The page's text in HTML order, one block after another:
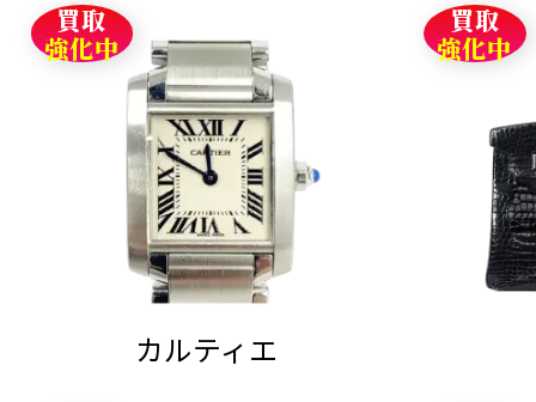
買取
強化中
カルティエ
買取
強化中